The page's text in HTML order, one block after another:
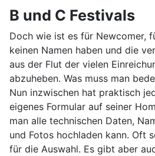
B und C Festivals
Doch wie ist es für Newcomer,
keinen Namen haben und die
aus der Flut der vielen
abzuheben. Was muss man
Nun inzwischen hat praktisch
eigenes Formular auf seiner
man alle technischen Daten,
und Fotos hochladen kann. Oft
für die Auswahl. Es gibt aber